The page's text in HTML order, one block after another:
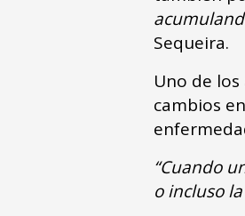
Sequeira.
Uno de
cambios
“Cuando
o incluso